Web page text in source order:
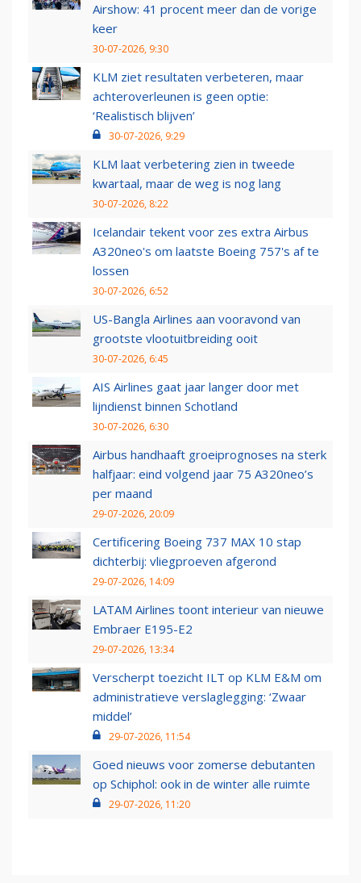
Airshow: 41 procent meer dan de vorige
keer
30-07-2026, 9:30
KLM ziet resultaten verbeteren, maar
achteroverleunen is geen optie:
‘Realistisch blijven’
30-07-2026, 9:29
KLM laat verbetering zien in tweede
kwartaal, maar de weg is nog lang
30-07-2026, 8:22
Icelandair tekent voor zes extra Airbus
A320neo's om laatste Boeing 757's af te
lossen
30-07-2026, 6:52
US-Bangla Airlines aan vooravond van
grootste vlootuitbreiding ooit
30-07-2026, 6:45
AIS Airlines gaat jaar langer door met
lijndienst binnen Schotland
30-07-2026, 6:30
Airbus handhaaft groeiprognoses na sterk
halfjaar: eind volgend jaar 75 A320neo’s
per maand
29-07-2026, 20:09
Certificering Boeing 737 MAX 10 stap
dichterbij: vliegproeven afgerond
29-07-2026, 14:09
LATAM Airlines toont interieur van nieuwe
Embraer E195-E2
29-07-2026, 13:34
Verscherpt toezicht ILT op KLM E&M om
administratieve verslaglegging: ‘Zwaar
middel’
29-07-2026, 11:54
Goed nieuws voor zomerse debutanten
op Schiphol: ook in de winter alle ruimte
29-07-2026, 11:20